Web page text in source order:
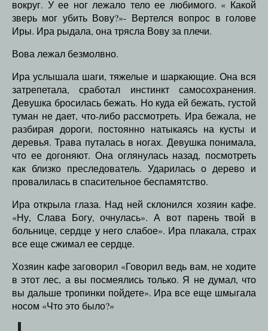
вокруг. У ее ног лежало тело ее любимого. « Какой
зверь мог убить Вову?»- Вертелся вопрос в голове
Иры. Ира рыдала, она трясла Вову за плечи.
Вова лежал безмолвно.
Ира услышала шаги, тяжелые и шаркающие. Она вся
затрепетала, сработал инстинкт самосохранения.
Девушка бросилась бежать. Но куда ей бежать, густой
туман не дает, что-либо рассмотреть. Ира бежала, не
разбирая дороги, постоянно натыкаясь на кусты и
деревья. Трава путалась в ногах. Девушка понимала,
что ее догоняют. Она оглянулась назад, посмотреть
как близко преследователь. Ударилась о дерево и
провалилась в спасительное беспамятство.
Ира открыла глаза. Над ней склонился хозяин кафе.
«Ну, Слава Богу, очнулась». А вот парень твой в
больнице, сердце у него слабое». Ира плакала, страх
все еще сжимал ее сердце.
Хозяин кафе заговорил «Говорил ведь вам, не ходите
в этот лес, а вы посмеялись только. Я не думал, что
вы дальше тропинки пойдете». Ира все еще шмыгала
носом «Что это было?»